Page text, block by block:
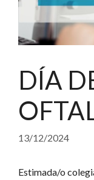
DÍA
13/12/2024
Estimada/o